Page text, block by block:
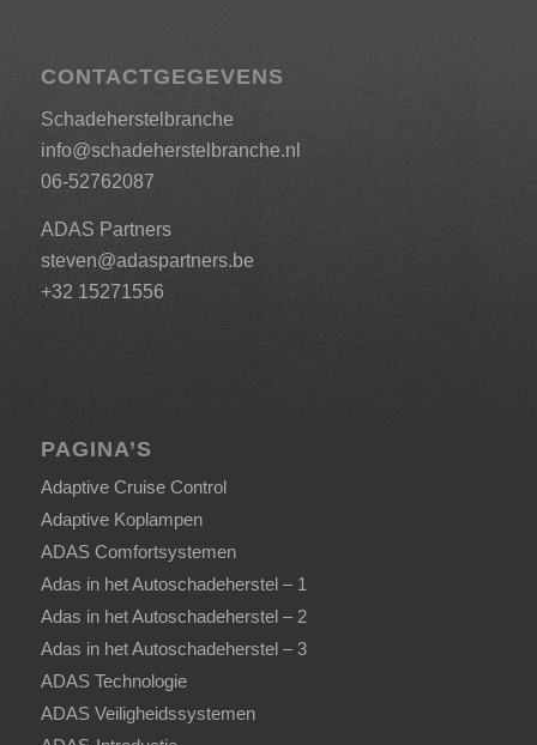
CONTACTGEGEVENS
Schadeherstelbranche
info@schadeherstelbranche.nl
06-52762087
ADAS Partners
steven@adaspartners.be
+32 15271556
PAGINA’S
Adaptive Cruise Control
Adaptive Koplampen
ADAS Comfortsystemen
Adas in het Autoschadeherstel – 1
Adas in het Autoschadeherstel – 2
Adas in het Autoschadeherstel – 3
ADAS Technologie
ADAS Veiligheidssystemen